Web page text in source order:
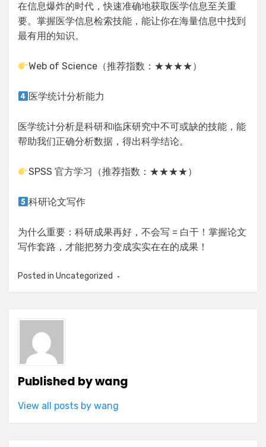
在信息爆炸的时代，快速准确地获取医学信息至关重
要。掌握医学信息检索技能，能让你在海量信息中找到
最有用的知识。
Web of Science（推荐指数：★★★★）
医学统计分析能力
医学统计分析是科研和临床研究中不可或缺的技能，能
帮助我们正确分析数据，得出科学结论。
SPSS 官方学习（推荐指数：★★★★）
科研论文写作
为什么重要：科研成果再好，不会写 = 白干！掌握论文
写作套路，才能把努力变成实实在在的成果！
Posted in Uncategorized
Published bywang
View all posts by wang